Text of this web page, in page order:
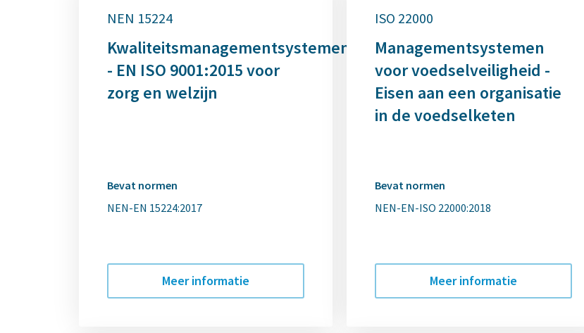
NEN 15224
Kwaliteitsmanagementsystemen
- EN ISO 9001:2015 voor
zorg en welzijn
Bevat normen
NEN-EN 15224:2017
Meer informatie
ISO 22000
Managementsystemen
voor voedselveiligheid -
Eisen aan een organisatie
in de voedselketen
Bevat normen
NEN-EN-ISO 22000:2018
Meer informatie